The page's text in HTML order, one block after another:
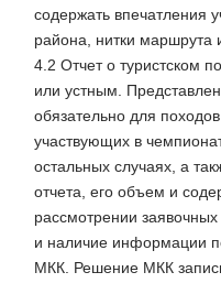
содержать впечатления
района, нитки маршрута
4.2 Отчет о туристском
или устным.
обязательно для
участвующих в
остальных случаях, а
отчета, его объем и
рассмотрении
и наличие информации
МКК. Решение МКК